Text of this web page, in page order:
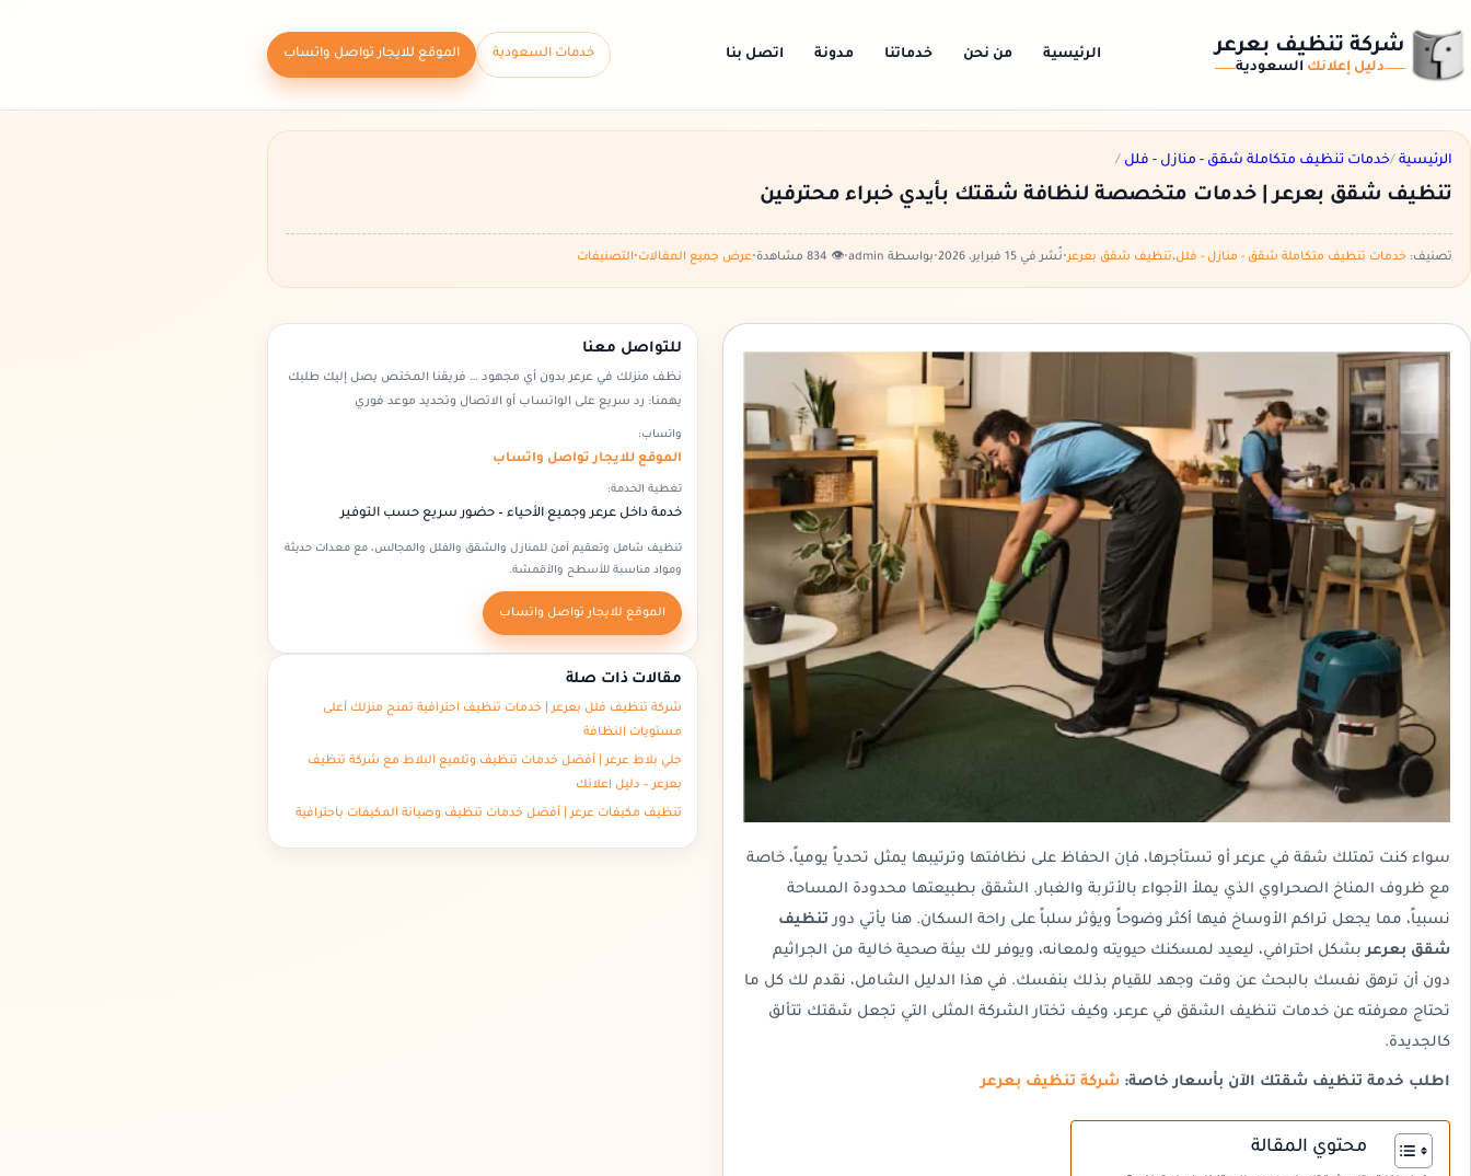
شركة تنظيف بعرعر
دليل إعلانك السعودية
الرئيسية من نحن خدماتنا مدونة اتصل بنا خدمات السعودية الموقع للايجار تواصل واتساب
الرئيسية /خدمات تنظيف متكاملة شقق - منازل - فلل /
تنظيف شقق بعرعر | خدمات متخصصة لنظافة شقتك بأيدي خبراء محترفين
تصنيف: خدمات تنظيف متكاملة شقق - منازل - فلل،تنظيف شقق بعرعر•نُشر في 15 فبراير، 2026 •بواسطة admin •👁️ 834 مشاهدة •عرض جميع المقالات•التصنيفات
سواء كنت تمتلك شقة في عرعر أو تستأجرها، فإن الحفاظ على نظافتها وترتيبها يمثل تحدياً يومياً، خاصة
مع ظروف المناخ الصحراوي الذي يملأ الأجواء بالأتربة والغبار. الشقق بطبيعتها محدودة المساحة
نسبياً، مما يجعل تراكم الأوساخ فيها أكثر وضوحاً ويؤثر سلباً على راحة السكان. هنا يأتي دور تنظيف
شقق بعرعر بشكل احترافي، ليعيد لمسكنك حيويته ولمعانه، ويوفر لك بيئة صحية خالية من الجراثيم
دون أن ترهق نفسك بالبحث عن وقت وجهد للقيام بذلك بنفسك. في هذا الدليل الشامل، نقدم لك كل ما
تحتاج معرفته عن خدمات تنظيف الشقق في عرعر، وكيف تختار الشركة المثلى التي تجعل شقتك تتألق
كالجديدة.
اطلب خدمة تنظيف شقتك الآن بأسعار خاصة: شركة تنظيف بعرعر
محتوي المقالة
للتواصل معنا
نظف منزلك في عرعر بدون أي مجهود … فريقنا المختص يصل إليك طلبك
يهمنا: رد سريع على الواتساب أو الاتصال وتحديد موعد فوري
واتساب:
الموقع للايجار تواصل واتساب
تغطية الخدمة:
خدمة داخل عرعر وجميع الأحياء – حضور سريع حسب التوفير
تنظيف شامل وتعقيم آمن للمنازل والشقق والفلل والمجالس، مع معدات حديثة
ومواد مناسبة للأسطح والأقمشة.
الموقع للايجار تواصل واتساب
مقالات ذات صلة
شركة تنظيف فلل بعرعر | خدمات تنظيف احترافية تمنح منزلك أعلى
مستويات النظافة
جلي بلاط عرعر | أفضل خدمات تنظيف وتلميع البلاط مع شركة تنظيف
بعرعر – دليل اعلانك
تنظيف مكيفات عرعر | أفضل خدمات تنظيف وصيانة المكيفات باحترافية